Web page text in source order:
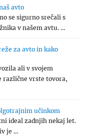
avto
se sigurno srečali s
v našem avtu. …
za avto in kako
ali v svojem
različne vrste tovora,
učinkom
ideal zadnjih nekaj let.
je …